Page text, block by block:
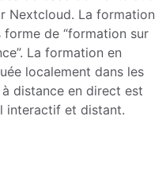
Nextcloud. La formation
de “formation sur
La formation en
localement dans les
distance en direct est
interactif et distant.